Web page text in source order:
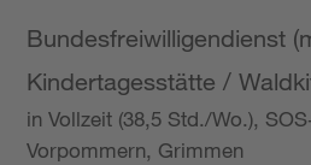
Bundesfreiwilligendienst
Kindertagesstätte /
in Vollzeit (38,5 Std./Wo.),
Vorpommern, Grimmen